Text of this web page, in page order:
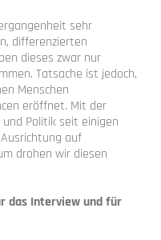
sehr
differenzierten
dieses zwar nur
Tatsache ist jedoch,
Menschen
eröffnet. Mit der
und Politik seit einigen
auf
drohen wir diesen
das Interview und für